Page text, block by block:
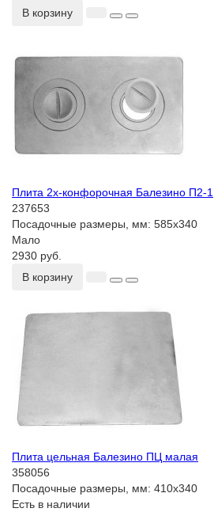
В корзину
Плита 2х-конфорочная Балезино П2-1
237653
Посадочные размеры, мм: 585x340
Мало
2930 руб.
В корзину
Плита цельная Балезино ПЦ малая
358056
Посадочные размеры, мм: 410x340
Есть в наличии